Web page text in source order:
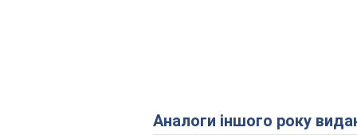
Аналоги іншого року